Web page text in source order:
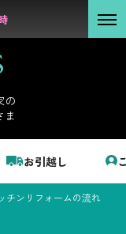
の
ま
お引越し
お客さま
投資家の
みなさま
チンリフォームの流れ